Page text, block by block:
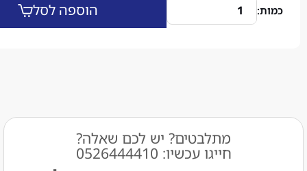
הוספה לסל
מתלבטים? יש לכם שאלה?
חייגו עכשיו: 0526444410​